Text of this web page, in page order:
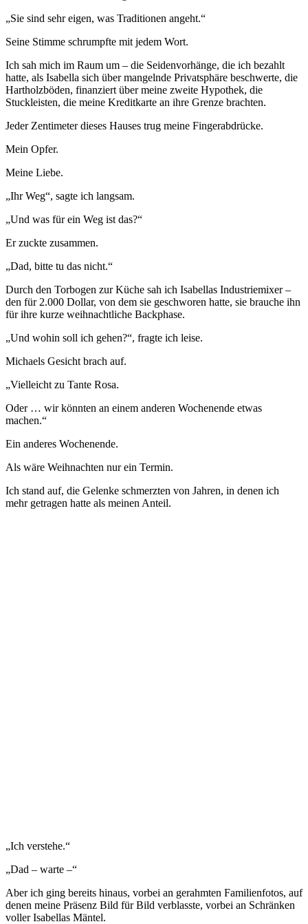
„Sie sind sehr eigen, was Traditionen angeht.“
Seine Stimme schrumpfte mit jedem Wort.
Ich sah mich im Raum um – die Seidenvorhänge, die ich bezahlt
hatte, als Isabella sich über mangelnde Privatsphäre beschwerte, die
Hartholzböden, finanziert über meine zweite Hypothek, die
Stuckleisten, die meine Kreditkarte an ihre Grenze brachten.
Jeder Zentimeter dieses Hauses trug meine Fingerabdrücke.
Mein Opfer.
Meine Liebe.
„Ihr Weg“, sagte ich langsam.
„Und was für ein Weg ist das?“
Er zuckte zusammen.
„Dad, bitte tu das nicht.“
Durch den Torbogen zur Küche sah ich Isabellas Industriemixer –
den für 2.000 Dollar, von dem sie geschworen hatte, sie brauche ihn
für ihre kurze weihnachtliche Backphase.
„Und wohin soll ich gehen?“, fragte ich leise.
Michaels Gesicht brach auf.
„Vielleicht zu Tante Rosa.
Oder … wir könnten an einem anderen Wochenende etwas
machen.“
Ein anderes Wochenende.
Als wäre Weihnachten nur ein Termin.
Ich stand auf, die Gelenke schmerzten von Jahren, in denen ich
mehr getragen hatte als meinen Anteil.
„Ich verstehe.“
„Dad – warte –“
Aber ich ging bereits hinaus, vorbei an gerahmten Familienfotos, auf
denen meine Präsenz Bild für Bild verblasste, vorbei an Schränken
voller Isabellas Mäntel.